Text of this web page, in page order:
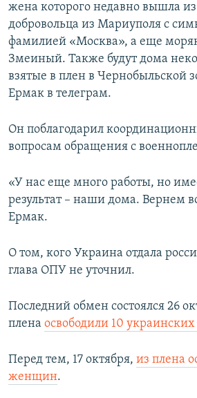
жена которого недавно вышла
добровольца из Мариуполя с
фамилией «Москва», а еще
Змеиный. Также будут дома
взятые в плен в Чернобыльской
Ермак в телеграм.
Он поблагодарил
вопросам обращения с
«У нас еще много работы, но
результат – наши дома. Вернем
Ермак.
О том, кого Украина отдала
глава ОПУ не уточнил.
Последний обмен состоялся 26
плена освободили 10
Перед тем, 17 октября, из плена
женщин.